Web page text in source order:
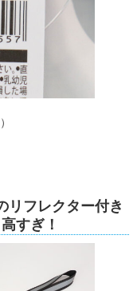
リフレクター付き
すぎ！